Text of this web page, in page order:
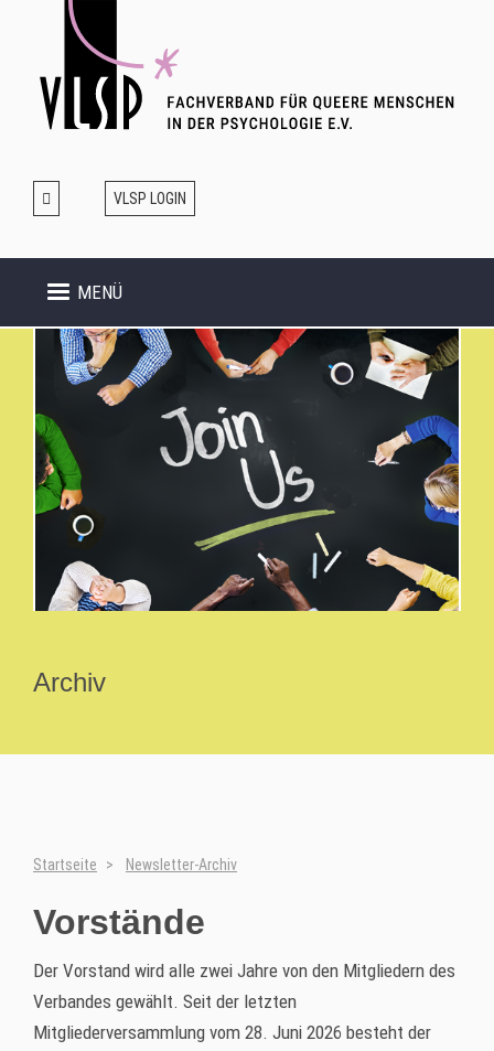
VLSP LOGIN
MENÜ
Archiv
Startseite Newsletter-Archiv
Vorstände
Der Vorstand wird alle zwei Jahre von den Mitgliedern des
Verbandes gewählt. Seit der letzten
Mitgliederversammlung vom 28. Juni 2026 besteht der